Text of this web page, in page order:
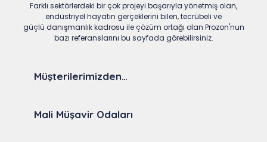
Farklı sektörlerdeki bir çok projeyi başarıyla yönetmiş olan,
endüstriyel hayatın gerçeklerini bilen, tecrübeli ve
güçlü danışmanlık kadrosu ile çözüm ortağı olan Prozon'nun
bazı referanslarını bu sayfada görebilirsiniz.
Müşterilerimizden…
Mali Müşavir Odaları